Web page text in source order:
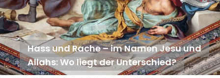
Hass und Rache – im Namen Jesu und
Allahs: Wo liegt der Unterschied?